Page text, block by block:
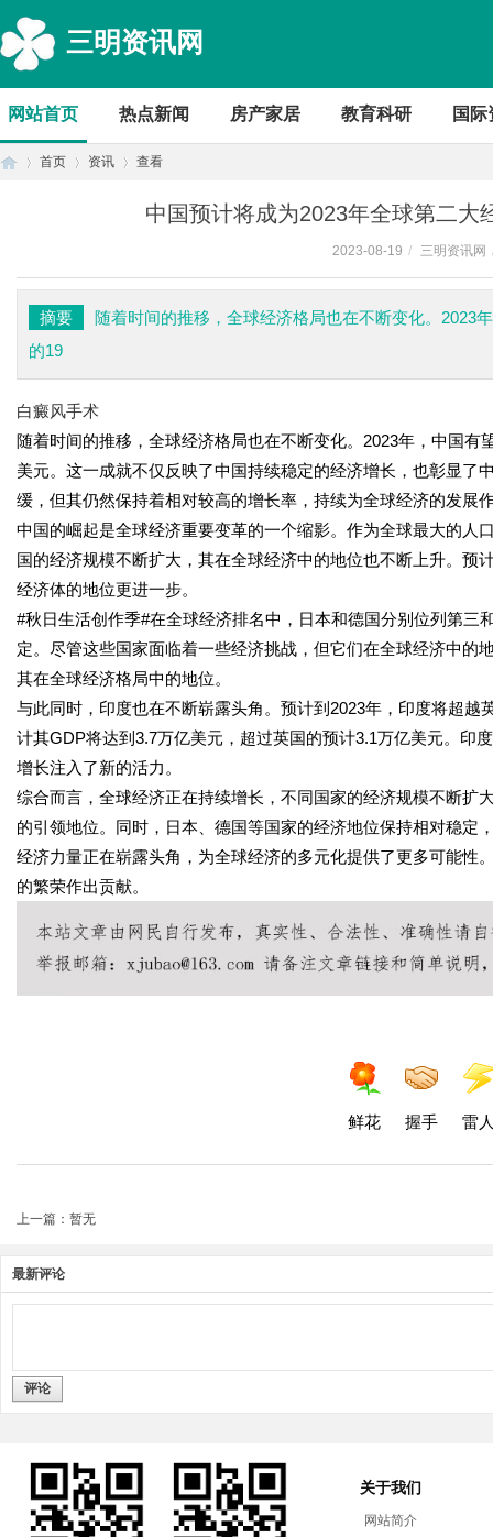
三明资讯网
网站首页 热点新闻 房产家居 教育科研 国际
首页 资讯 查看
中国预计将成为2023年全球第二大
2023-08-19 / 三明资讯网
摘要
随着时间的推移，全球经济格局也在不断变化。2023
的19
白癜风手术
随着时间的推移，全球经济格局也在不断变化。2023年，中国
美元。这一成就不仅反映了中国持续稳定的经济增长，也彰显
缓，但其仍然保持着相对较高的增长率，持续为全球经济的发展
中国的崛起是全球经济重要变革的一个缩影。作为全球最大的人
国的经济规模不断扩大，其在全球经济中的地位也不断上升。预
经济体的地位更进一步。
#秋日生活创作季#在全球经济排名中，日本和德国分别位列第
定。尽管这些国家面临着一些经济挑战，但它们在全球经济中
其在全球经济格局中的地位。
与此同时，印度也在不断崭露头角。预计到2023年，印度将超
计其GDP将达到3.7万亿美元，超过英国的预计3.1万亿美元。印
增长注入了新的活力。
综合而言，全球经济正在持续增长，不同国家的经济规模不断扩
的引领地位。同时，日本、德国等国家的经济地位保持相对稳
经济力量正在崭露头角，为全球经济的多元化提供了更多可能性
的繁荣作出贡献。
鲜花 握手 雷
上一篇：暂无
最新评论
评论
关于我们
网站简介